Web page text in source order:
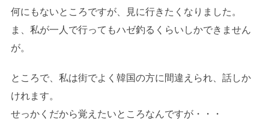
何にもないところですが、見に行きたくなりました。
ま、私が一人で行ってもハゼ釣るくらいしかできません
が。
ところで、私は街でよく韓国の方に間違えられ、話しか
けれます。
せっかくだから覚えたいところなんですが・・・